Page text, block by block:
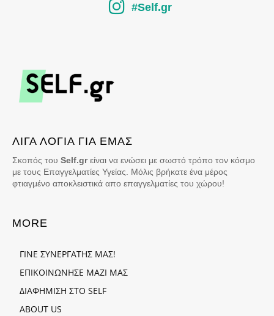
#Self.gr
ΛΙΓΑ ΛΟΓΙΑ ΓΙΑ ΕΜΑΣ
Σκοπός του Self.grείναι να ενώσει με σωστό τρόπο τον κόσμο
με τους Επαγγελματίες Υγείας. Μόλις βρήκατε ένα μέρος
φτιαγμένο αποκλειστικά απο επαγγελματίες του χώρου!
MORE
ΓΙΝΕ ΣΥΝΕΡΓΑΤΗΣ ΜΑΣ!
ΕΠΙΚΟΙΝΩΝΗΣΕ ΜΑΖΙ ΜΑΣ
ΔΙΑΦΗΜΙΣΗ ΣΤΟ SELF
ABOUT US